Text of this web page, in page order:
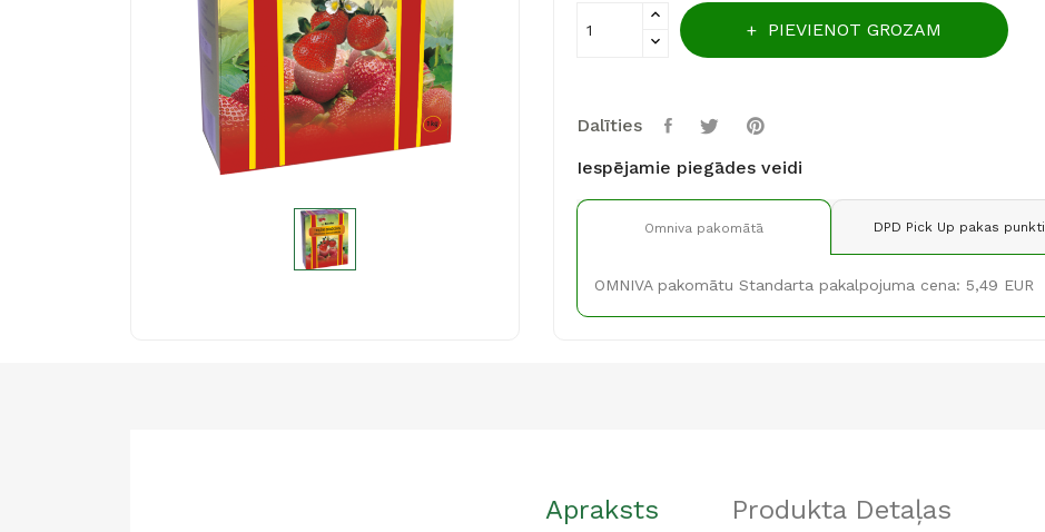
PIEVIENOT GROZAM
Dalīties
Iespējamie piegādes veidi
Omniva pakomātā DPD Pick Up pakas punkti
OMNIVA pakomātu Standarta pakalpojuma cena: 5,49 EUR
Apraksts Produkta Detaļas